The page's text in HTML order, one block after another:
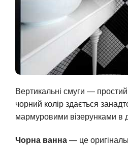
Вертикальні смуги —
чорний колір здається
мармуровими візерунками в
Чорна ванна — це